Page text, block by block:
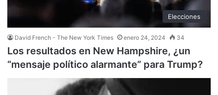
Elecciones
David French - The New York Times enero 24, 2024 34
Los resultados en New Hampshire, ¿un
“mensaje político alarmante” para Trump?